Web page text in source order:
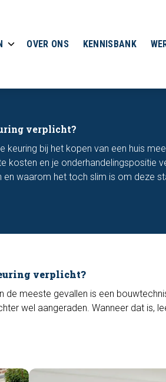
OVER ONS KENNISBANK
verplicht?
keuring bij het kopen van een huis
kosten en je onderhandelingspositie
en waarom het toch slim is om deze
verplicht?
de meeste gevallen is een
wel aangeraden. Wanneer dat is,